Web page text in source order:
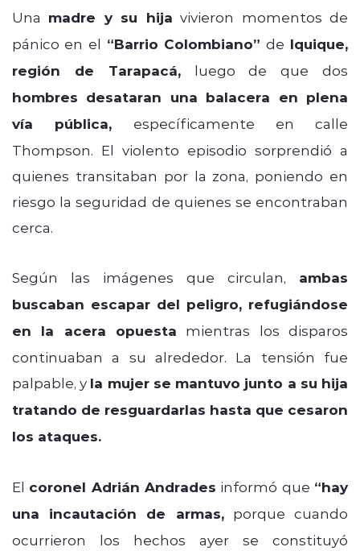
Una madre y su hija vivieron momentos de
pánico en el “Barrio Colombiano” de Iquique,
región de Tarapacá,luego de que dos
hombres desataran una balacera en plena
vía pública, específicamente en calle
Thompson. El violento episodio sorprendió a
quienes transitaban por la zona, poniendo en
riesgo la seguridad de quienes se encontraban
cerca.
Según las imágenes que circulan, ambas
buscaban escapar del peligro, refugiándose
en la acera opuesta mientras los disparos
continuaban a su alrededor. La tensión fue
palpable, y la mujer se mantuvo junto a su hija
tratando de resguardarlas hasta que cesaron
los ataques.
El coronel Adrián Andrades informó que “hay
una incautación de armas,porque cuando
ocurrieron los hechos ayer se constituyó